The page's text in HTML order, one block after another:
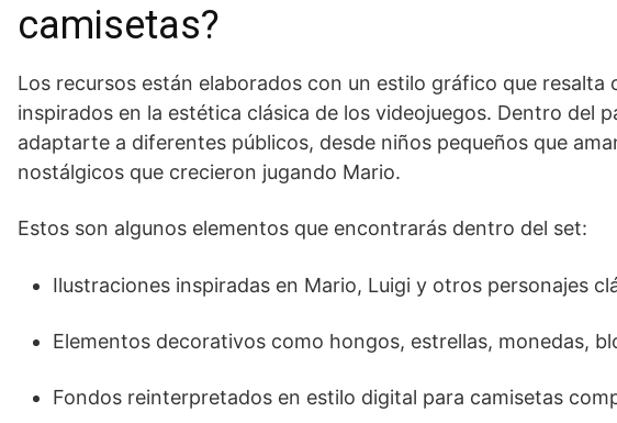
camisetas?
Los recursos están elaborados con un estilo gráfico que
inspirados en la estética clásica de los videojuegos. Dentro del
adaptarte a diferentes públicos, desde niños pequeños que
nostálgicos que crecieron jugando Mario.
Estos son algunos elementos que encontrarás dentro del set:
Ilustraciones inspiradas en Mario, Luigi y otros personajes
Elementos decorativos como hongos, estrellas, monedas,
Fondos reinterpretados en estilo digital para camisetas